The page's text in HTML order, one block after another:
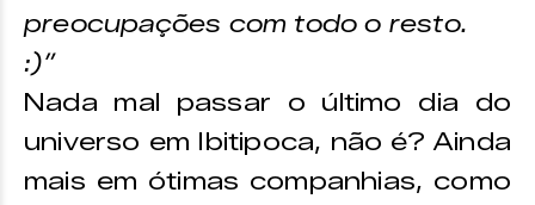
preocupações com todo o resto.
:)”
Nada mal passar o último dia do
universo em Ibitipoca, não é? Ainda
mais em ótimas companhias, como